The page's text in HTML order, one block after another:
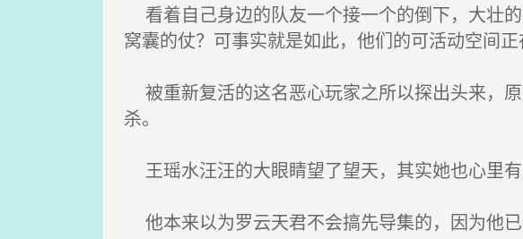
看着自己身边的队友一个接一个的倒下，大壮
窝囊的仗？可事实就是如此，他们的可活动空间
被重新复活的这名恶心玩家之所以探出头来，
杀。
王瑶水汪汪的大眼睛望了望天，其实她也心里
他本来以为罗云天君不会搞先导集的，因为他